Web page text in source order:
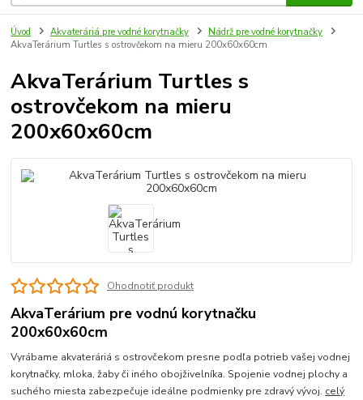
Úvod Akvateráriá pre vodné korytnačky
Nádrž pre vodné korytnačky
AkvaTerárium Turtles s ostrovčekom na mieru 200x60x60cm
AkvaTerárium Turtles s
ostrovčekom na mieru
200x60x60cm
Ohodnotiť produkt
AkvaTerárium pre vodnú korytnačku
200x60x60cm
Vyrábame akvateráriá s ostrovčekom presne podľa potrieb vašej vodnej
korytnačky, mloka, žaby či iného obojživelníka. Spojenie vodnej plochy a
suchého miesta zabezpečuje ideálne podmienky pre zdravý vývoj. celý